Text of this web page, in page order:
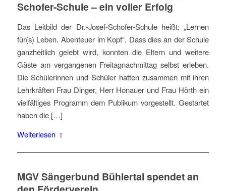
Schofer-Schule – ein voller Erfolg
Das Leitbild der Dr.-Josef-Schofer-Schule heißt: „Lernen
für(s) Leben. Abenteuer im Kopf“. Dass dies an der Schule
ganzheitlich gelebt wird, konnten die Eltern und weitere
Gäste am vergangenen Freitagnachmittag selbst erleben.
Die Schülerinnen und Schüler hatten zusammen mit ihren
Lehrkräften Frau Dinger, Herr Honauer und Frau Hörth ein
vielfältiges Programm dem Publikum vorgestellt. Gestartet
haben die […]
Weiterlesen
MGV Sängerbund Bühlertal spendet an